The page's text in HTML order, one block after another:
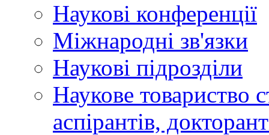
Наукові конференції
Міжнародні зв'язки
Наукові підрозділи
Наукове товариство
аспірантів,